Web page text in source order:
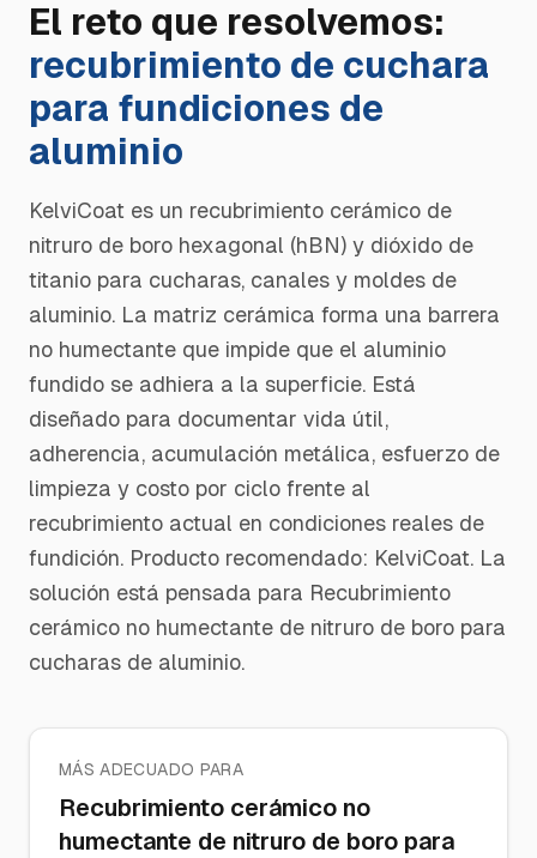
El reto que resolvemos:
recubrimiento de cuchara
para fundiciones de
aluminio
KelviCoat es un recubrimiento cerámico de
nitruro de boro hexagonal (hBN) y dióxido de
titanio para cucharas, canales y moldes de
aluminio. La matriz cerámica forma una barrera
no humectante que impide que el aluminio
fundido se adhiera a la superficie. Está
diseñado para documentar vida útil,
adherencia, acumulación metálica, esfuerzo de
limpieza y costo por ciclo frente al
recubrimiento actual en condiciones reales de
fundición. Producto recomendado: KelviCoat. La
solución está pensada para Recubrimiento
cerámico no humectante de nitruro de boro para
cucharas de aluminio.
MÁS ADECUADO PARA
Recubrimiento cerámico no
humectante de nitruro de boro para